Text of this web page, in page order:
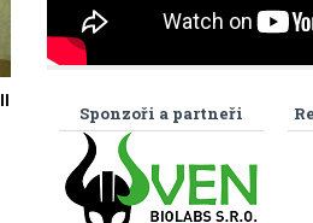
Sponzoři a partneři